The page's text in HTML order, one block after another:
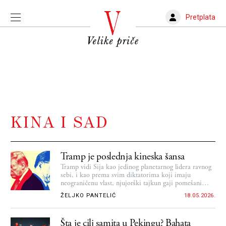
Pretplata
KINA I SAD
Tramp je poslednja kineska šansa
Tramp vidi Sija kao jedinog planetarnog lidera ravnog
sebi, i kao prema svim diktatorima koji imaju
neograničenu vlast, njujorški tajkun gaji pomešani
sentiment zavisti i divljenja
ŽELJKO PANTELIĆ 18.05.2026.
Šta je cilj samita u Pekingu? Bahata